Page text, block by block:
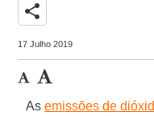
share
17 Julho 2019
Asemissões de